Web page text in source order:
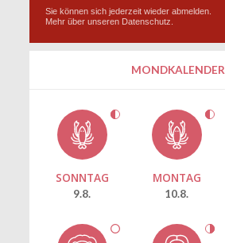
Sie können sich jederzeit wieder abmelden.
Mehr über unseren Datenschutz
MONDKALENDER
SONNTAG
9.8.
MONTAG
10.8.